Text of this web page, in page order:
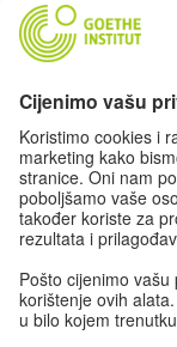
Kurse
Portal za
Privatnost i
Postavke